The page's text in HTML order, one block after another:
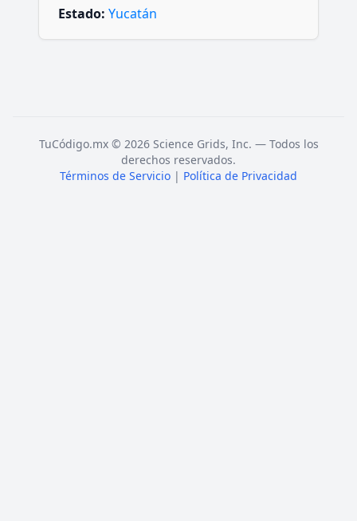
Estado: Yucatán
TuCódigo.mx © 2026 Science Grids, Inc. — Todos los
derechos reservados.
Términos de Servicio | Política de Privacidad